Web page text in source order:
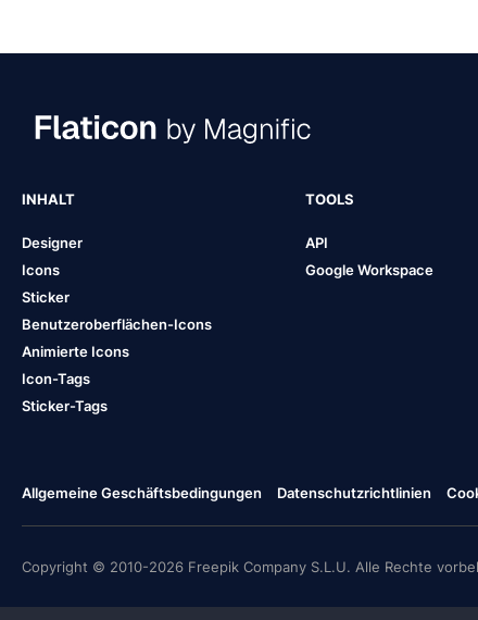
INHALT
Designer
Icons
Sticker
Benutzeroberflächen-Icons
Animierte Icons
Icon-Tags
Sticker-Tags
TOOLS
API
Google Workspace
Allgemeine Geschäftsbedingungen Datenschutzrichtlinien
Copyright © 2010-2026 Freepik Company S.L.U. Alle Rechte